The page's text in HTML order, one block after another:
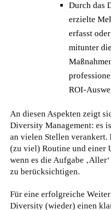
Durch das
erzielte
erfasst
mitunter
ROI-
An diesen Aspekten zeigt
Diversity Management: es
an vielen Stellen
(zu viel) Routine und einer
wenn es die Aufgabe
zu berücksichtigen.
Für eine erfolgreiche
Diversity (wieder) einen